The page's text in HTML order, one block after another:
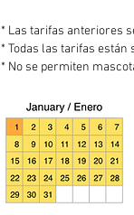
* Las tarifas anteriores
* Todas las tarifas
* No se permiten